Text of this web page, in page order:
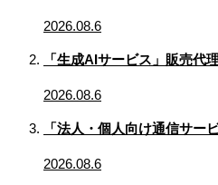
2026.08.6
「生成AIサービス」販売代
2026.08.6
「法人・個人向け通信サー
2026.08.6